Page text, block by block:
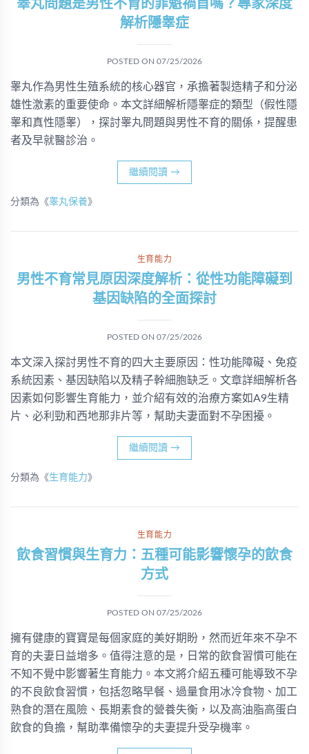
睾丸問題是男性不育的罪魁禍首嗎？專家深度
解析隱睾症
POSTED ON 07/25/2026
睾丸作為男性生殖系統的核心器官，承擔著製造精子和分泌
雄性激素的重要使命。本文詳細解析隱睾症的類型（假性隱
睾和真性隱睾），探討睾丸問題與男性不育的關係，提醒患
者及早就醫診治。
繼續閱讀 →
分類為《睾丸保養》
生育能力
男性不育常見原因深度解析：從性功能障礙到
基因缺陷的全面探討
POSTED ON 07/25/2026
本文深入探討男性不育的四大主要原因：性功能障礙、免疫
系統因素、基因缺陷以及精子幹細胞缺乏。文章詳細解析各
因素如何影響生育能力，並介紹有效的治療方案如A9生精
片、必利勁和西地那非片等，幫助夫妻面對不孕困擾。
繼續閱讀 →
分類為《生育能力》
生育能力
飲食習慣與生育力：五種可能影響懷孕的飲食
方式
POSTED ON 07/25/2026
擁有健康的寶寶是每個家庭的美好期盼，然而近年來不孕不
育的夫妻日益增多。值得注意的是，日常的飲食習慣可能在
不知不覺中影響著生育能力。本文將介紹五種可能導致不孕
的不良飲食習慣，包括忽略早餐、過量食用冰冷食物、加工
熟食的潛在風險、長期素食的營養失衡，以及高油脂高蛋白
飲食的負擔，幫助準備懷孕的夫妻提升受孕機率。